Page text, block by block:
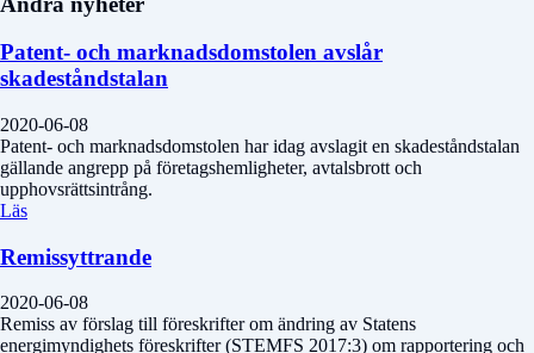
Patent- och marknadsdomstolen avslår
skadeståndstalan
2020-06-08
Patent- och marknadsdomstolen har idag avslagit en skadeståndstalan
gällande angrepp på företagshemligheter, avtalsbrott och
upphovsrättsintrång.
Läs
Remissyttrande
2020-06-08
Remiss av förslag till föreskrifter om ändring av Statens
energimyndighets föreskrifter (STEMFS 2017:3) om rapportering och